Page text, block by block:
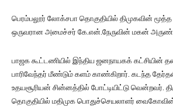
பெரம்பலூர் லோக்சபா தொகுதியில் திமுகவின்
ஒருவரான அமைச்சர் கே.என்.நேருவின் மகன் அருண்
பாஜக கூட்டணியில் இந்திய ஜனநாயகக் கட்சியின்
பாரிவேந்தர் மீண்டும் களம் காண்கிறார். கடந்த
உதயசூரியன் சின்னத்தில் போட்டியிட்டு வென்றவர்.
தொகுதியில் மதிமுக பொதுச்செயலாளர்